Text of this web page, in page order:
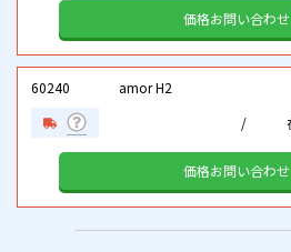
価格お問い合わせ
60240 amor H2
価格お問い合わせ